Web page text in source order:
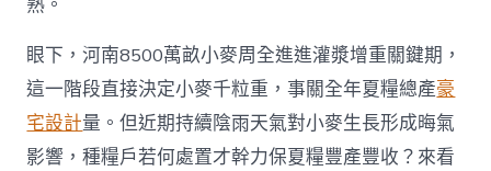
夏”
時
節
把
“豐
收
眼下，河南8500萬畝小麥周全進進灌漿增重關鍵期，
這一階段直接決定小麥千粒重，事關全年夏糧總產豪
宅設計量。但近期持續陰雨天氣對小麥生長形成晦氣
影響，種糧戶若何處置才幹力保夏糧豐產豐收？來看